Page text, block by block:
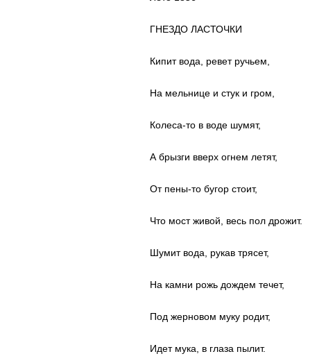
ГНЕЗДО ЛАСТОЧКИ
Кипит вода, ревет ручьем,
На мельнице и стук и гром,
Колеса-то в воде шумят,
А брызги вверх огнем летят,
От пены-то бугор стоит,
Что мост живой, весь пол дрожит.
Шумит вода, рукав трясет,
На камни рожь дождем течет,
Под жерновом муку родит,
Идет мука, в глаза пылит.